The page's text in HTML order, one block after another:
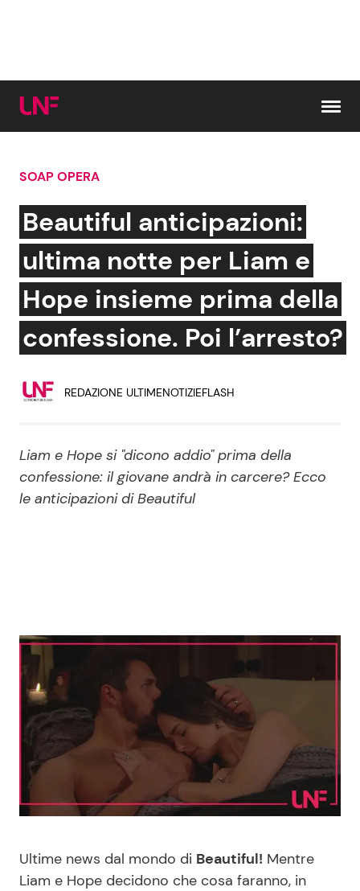
Cerca:
News e Cronaca
Attualità Italiana
Dal Mondo
Politica
Gossip e TV
Bellezze VIP
Coppie VIP
Reality e Talent
News Musica
News Spettacolo
Benessere
Casa
Mondo Mamma
Cucina e Ricette
Consigli di Cucina
Le Ricette in TV
SOAP OPERA
Beautiful anticipazioni:
ultima notte per Liam e
Hope insieme prima della
confessione. Poi l’arresto?
REDAZIONE ULTIMENOTIZIEFLASH
Liam e Hope si "dicono addio" prima della
confessione: il giovane andrà in carcere? Ecco
le anticipazioni di Beautiful
Ultime news dal mondo di Beautiful! Mentre
Liam e Hope decidono che cosa faranno, in